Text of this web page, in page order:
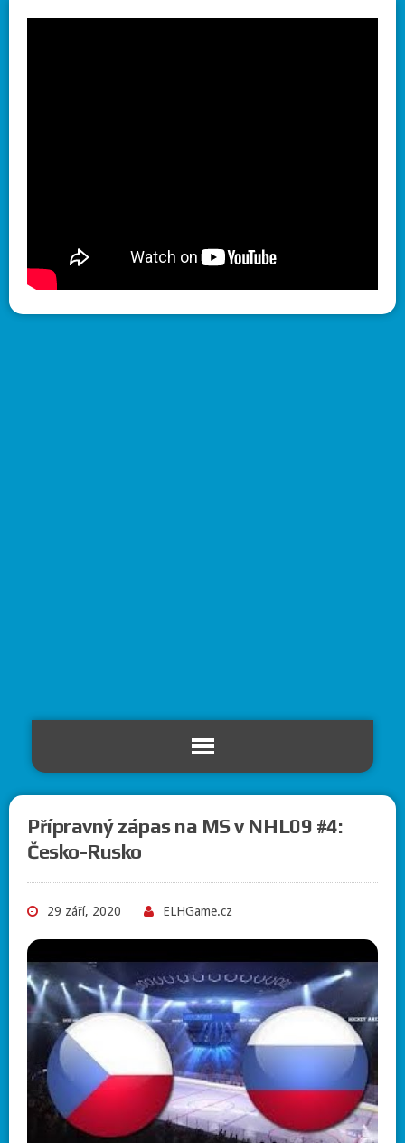
Přípravný zápas na MS v NHL09 #4:
Česko-Rusko
29 září, 2020 ELHGame.cz